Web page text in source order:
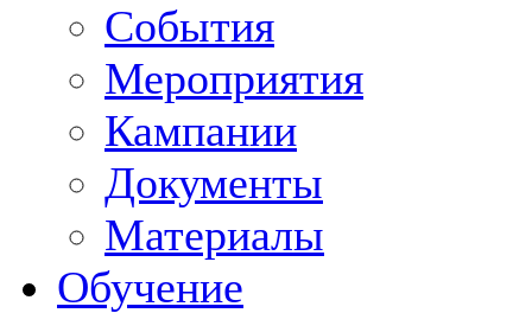
События
Мероприятия
Кампании
Документы
Материалы
Обучение